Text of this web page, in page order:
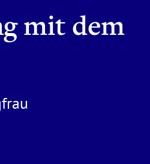
mit dem